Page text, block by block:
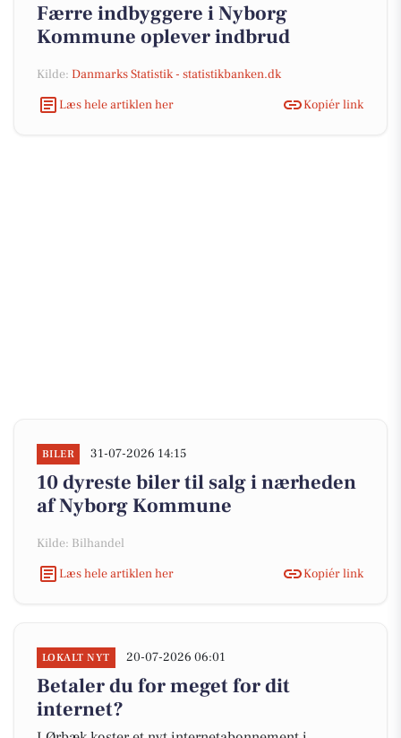
Færre indbyggere i Nyborg
Kommune oplever indbrud
Kilde: Danmarks Statistik - statistikbanken.dk
Læs hele artiklen her
Kopiér link
BILER 31-07-2026 14:15
10 dyreste biler til salg i nærheden
af Nyborg Kommune
Kilde: Bilhandel
Læs hele artiklen her
Kopiér link
LOKALT NYT 20-07-2026 06:01
Betaler du for meget for dit
internet?